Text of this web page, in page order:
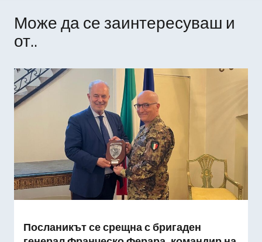
Може да се заинтересуваш и
от..
Посланикът се срещна с бригаден